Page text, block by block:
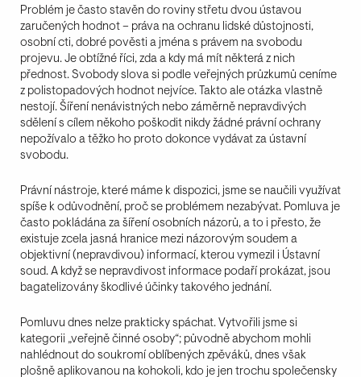
Problém je často stavěn do roviny střetu dvou ústavou
zaručených hodnot – práva na ochranu lidské důstojnosti,
osobní cti, dobré pověsti a jména s právem na svobodu
projevu. Je obtížné říci, zda a kdy má mít některá z nich
přednost. Svobody slova si podle veřejných průzkumů ceníme
z polistopadových hodnot nejvíce. Takto ale otázka vlastně
nestojí. Šíření nenávistných nebo záměrně nepravdivých
sdělení s cílem někoho poškodit nikdy žádné právní ochrany
nepožívalo a těžko ho proto dokonce vydávat za ústavní
svobodu.
Právní nástroje, které máme k dispozici, jsme se naučili využívat
spíše k odůvodnění, proč se problémem nezabývat. Pomluva je
často pokládána za šíření osobních názorů, a to i přesto, že
existuje zcela jasná hranice mezi názorovým soudem a
objektivní (nepravdivou) informací, kterou vymezil i Ústavní
soud. A když se nepravdivost informace podaří prokázat, jsou
bagatelizovány škodlivé účinky takového jednání.
Pomluvu dnes nelze prakticky spáchat. Vytvořili jsme si
kategorii „veřejně činné osoby“; původně abychom mohli
nahlédnout do soukromí oblíbených zpěváků, dnes však
plošně aplikovanou na kohokoli, kdo je jen trochu společensky